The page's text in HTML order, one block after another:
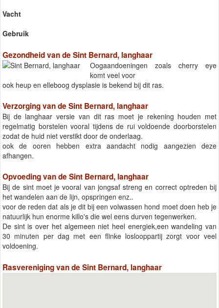
Vacht
Gebruik
Gezondheid van de Sint Bernard, langhaar
Oogaandoeningen zoals cherry eye
komt veel voor
ook heup en elleboog dysplasie is bekend bij dit ras.
Verzorging van de Sint Bernard, langhaar
Bij de langhaar versie van dit ras moet je rekening houden met
regelmatig borstelen vooral tijdens de rui voldoende doorborstelen
zodat de huid niet verstikt door de onderlaag.
ook de ooren hebben extra aandacht nodig aangezien deze
afhangen.
Opvoeding van de Sint Bernard, langhaar
Bij de sint moet je vooral van jongsaf streng en correct optreden bij
het wandelen aan de lijn, opspringen enz..
voor de reden dat als je dit bij een volwassen hond moet doen heb je
natuurlijk hun enorme killo's die wel eens durven tegenwerken.
De sint is over het algemeen niet heel energiek,een wandeling van
30 minuten per dag met een flinke loslooppartij zorgt voor veel
voldoening.
Rasvereniging van de Sint Bernard, langhaar